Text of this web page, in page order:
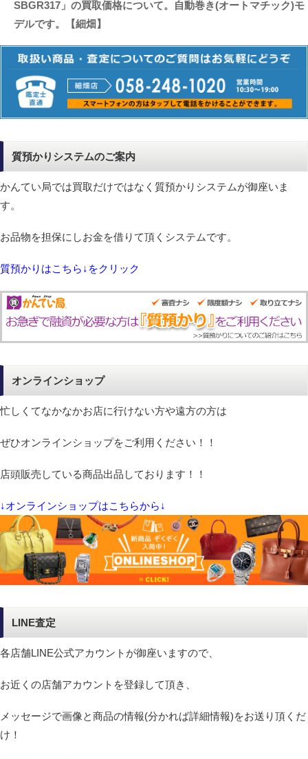
SBGR317」の買取価格について。自動巻き(オートマチック)モ
デルです。【細畑】
質預かりシステムのご案内
かんてい局では買取だけではなく質預かりシステムが御座いま
す。
お品物を担保にしお金を借りて頂くシステムです。
質預かりはこちら↓をクリック
オンラインショップ
忙しくてなかなかお店に行けない方や遠方の方は
ぜひオンラインショップをご利用ください！！
店頭販売している商品出品しております！！
↓オンラインショップはこちらから↓
LINE査定
各店舗LINE公式アカウントが御座いますので、
お近くの店舗アカウントを登録して頂き、
メッセージで画像と商品の情報(分かれば詳細情報)をお送り頂くだ
け！